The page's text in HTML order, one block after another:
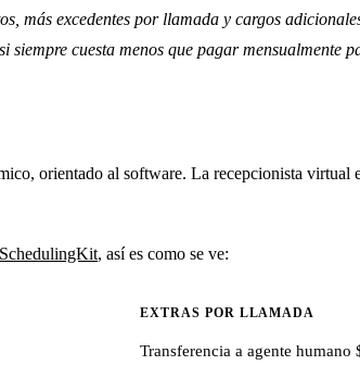
más excedentes por llamada y cargos
cuesta menos que pagar mensualmente
orientado al software. La recepcionista virtual
, así es como se ve:
EXTRAS POR LLAMADA
Transferencia a agente humano